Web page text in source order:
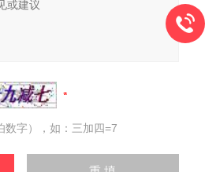
数字），如：三加四=7